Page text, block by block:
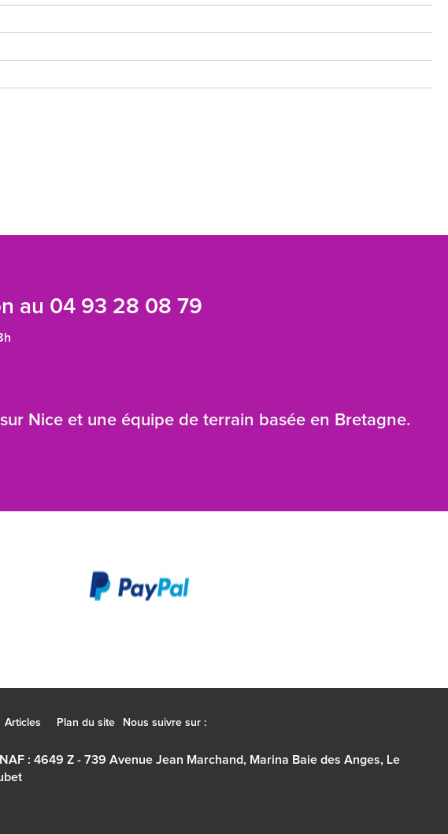
au 04 93 28 08 79
Nice et une équipe de terrain basée en Bretagne.
Articles Plan du site Nous suivre sur :
: 4649 Z - 739 Avenue Jean Marchand, Marina Baie des Anges, Le